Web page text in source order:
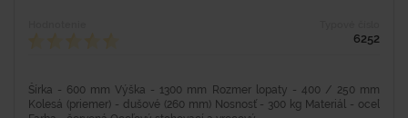
6252
Šírka - 600 mm Výška - 1300 mm Rozmer lopaty - 400 / 250 mm
Kolesá (priemer) - dušové (260 mm) Nosnosť - 300 kg Materiál - oceľ